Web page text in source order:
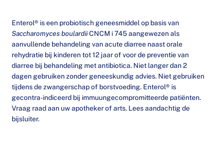
Enterol® is een probiotisch geneesmiddel op basis van
Saccharomyces boulardiiCNCM i 745 aangewezen als
aanvullende behandeling van acute diarree naast orale
rehydratie bij kinderen tot 12 jaar of voor de preventie van
diarree bij behandeling met antibiotica. Niet langer dan 2
dagen gebruiken zonder geneeskundig advies. Niet gebruiken
tijdens de zwangerschap of borstvoeding. Enterol® is
gecontra-indiceerd bij immuungecompromitteerde patiënten.
Vraag raad aan uw apotheker of arts. Lees aandachtig de
bijsluiter.